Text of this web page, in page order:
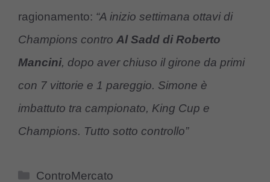
ragionamento: “A inizio settimana ottavi di
Champions contro Al Sadd di Roberto
Mancini, dopo aver chiuso il girone da primi
con 7 vittorie e 1 pareggio. Simone è
imbattuto tra campionato, King Cup e
Champions. Tutto sotto controllo”
Categorie
ControMercato